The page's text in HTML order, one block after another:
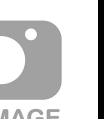
（美：AAPL）為緩
估向中 國動態隨機存
長鑫存儲（CXMT）
，惟據報 長鑫存儲因
絕蘋果公司的減價要
SK海 力士更高。 南